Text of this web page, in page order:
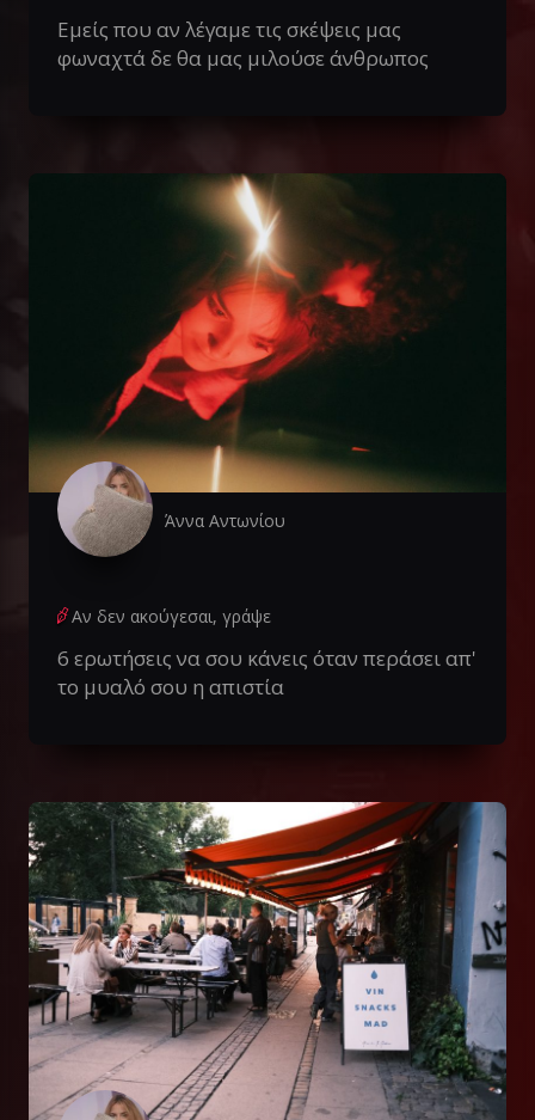
Εμείς που αν λέγαμε τις σκέψεις μας
φωναχτά δε θα μας μιλούσε άνθρωπος
Άννα Αντωνίου
Αν δεν ακούγεσαι, γράψε
6 ερωτήσεις να σου κάνεις όταν περάσει απ'
το μυαλό σου η απιστία